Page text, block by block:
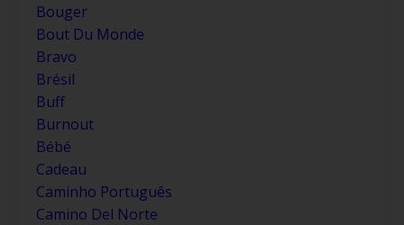
Bouger
Bout Du Monde
Bravo
Brésil
Buff
Burnout
Bébé
Cadeau
Caminho Português
Camino Del Norte